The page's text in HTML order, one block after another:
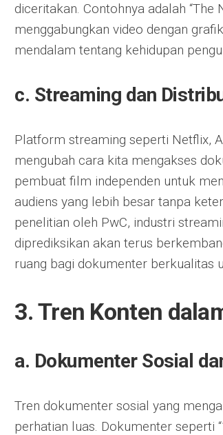
diceritakan. Contohnya adalah “The
menggabungkan video dengan
mendalam tentang kehidupan
c. Streaming dan
Platform streaming seperti Netflix,
mengubah cara kita mengakses
pembuat film independen untuk
audiens yang lebih besar tanpa
penelitian oleh PwC, industri
diprediksikan akan terus
ruang bagi dokumenter berkualitas
3. Tren Konten
a. Dokumenter Sosial
Tren dokumenter sosial yang
perhatian luas. Dokumenter seperti